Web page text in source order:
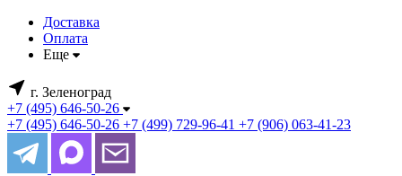
Доставка
Оплата
Еще
г. Зеленоград
+7 (495) 646-50-26
+7 (495) 646-50-26 +7 (499) 729-96-41 +7 (906) 063-41-23